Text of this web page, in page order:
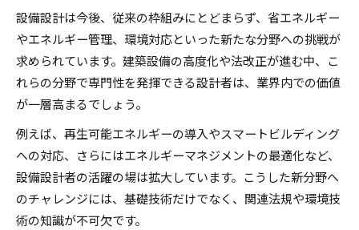
設備設計は今後、従来の枠組みにとどまらず、省エネルギー
やエネルギー管理、環境対応といった新たな分野への挑戦が
求められています。建築設備の高度化や法改正が進む中、こ
れらの分野で専門性を発揮できる設計者は、業界内での価値
が一層高まるでしょう。
例えば、再生可能エネルギーの導入やスマートビルディング
への対応、さらにはエネルギーマネジメントの最適化など、
設備設計者の活躍の場は拡大しています。こうした新分野へ
のチャレンジには、基礎技術だけでなく、関連法規や環境技
術の知識が不可欠です。